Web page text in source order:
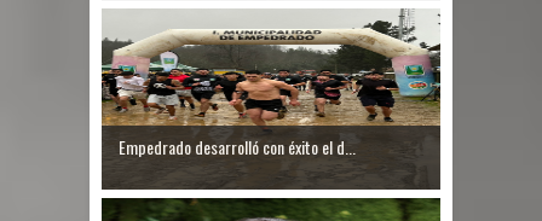
Empedrado desarrolló con éxito el d...